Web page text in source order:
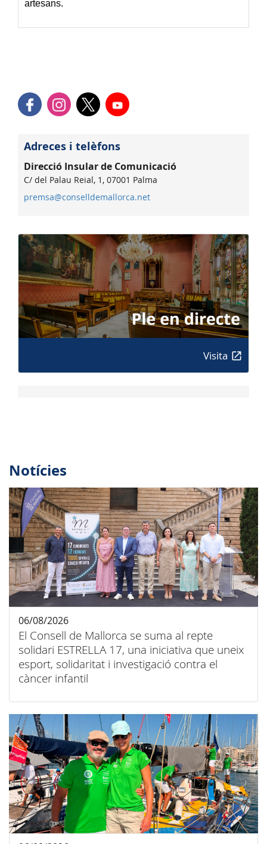
artesans.
Adreces i telèfons
Direcció Insular de Comunicació
C/ del Palau Reial, 1, 07001 Palma
premsa@conselldemallorca.net
Visita
Notícies
El Consell de Mallorca se suma al repte
solidari ESTRELLA 17, una iniciativa que uneix
esport, solidaritat i investigació contra el
càncer infantil
06/08/2026